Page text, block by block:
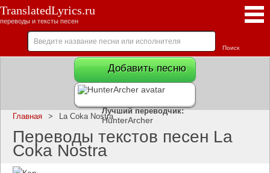
TranslatedLyrics.ru
переводы и тексты песен
Добавить песню
Лучший переводчик:
HunterArcher
Главная > La Coka Nostra
Переводы текстов песен La
Coka Nostra